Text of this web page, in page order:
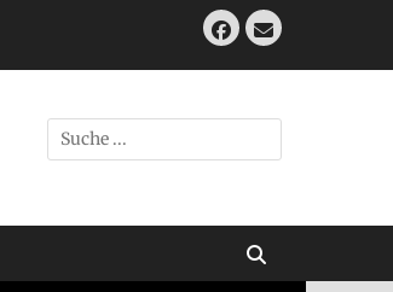
Facebook
E-
Mail
Suche
nach: